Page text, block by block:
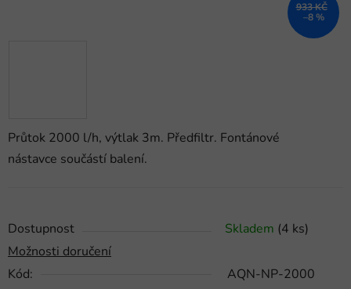
Průtok 2000 l/h, výtlak 3m. Předfiltr. Fontánové
nástavce součástí balení.
Dostupnost Skladem (4 ks)
Možnosti doručení
Kód:
AQN-NP-2000
933 KČ
–8 %